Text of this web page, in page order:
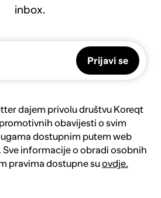
inbox.
Prijavi se
dajem privolu društvu Koreqt
obavijesti o svim
dostupnim putem web
informacije o obradi osobnih
pravima dostupne suovdje.